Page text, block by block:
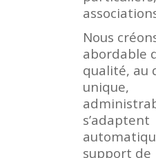
Nous
abordable
qualité, au
unique,
s’adaptent
support de